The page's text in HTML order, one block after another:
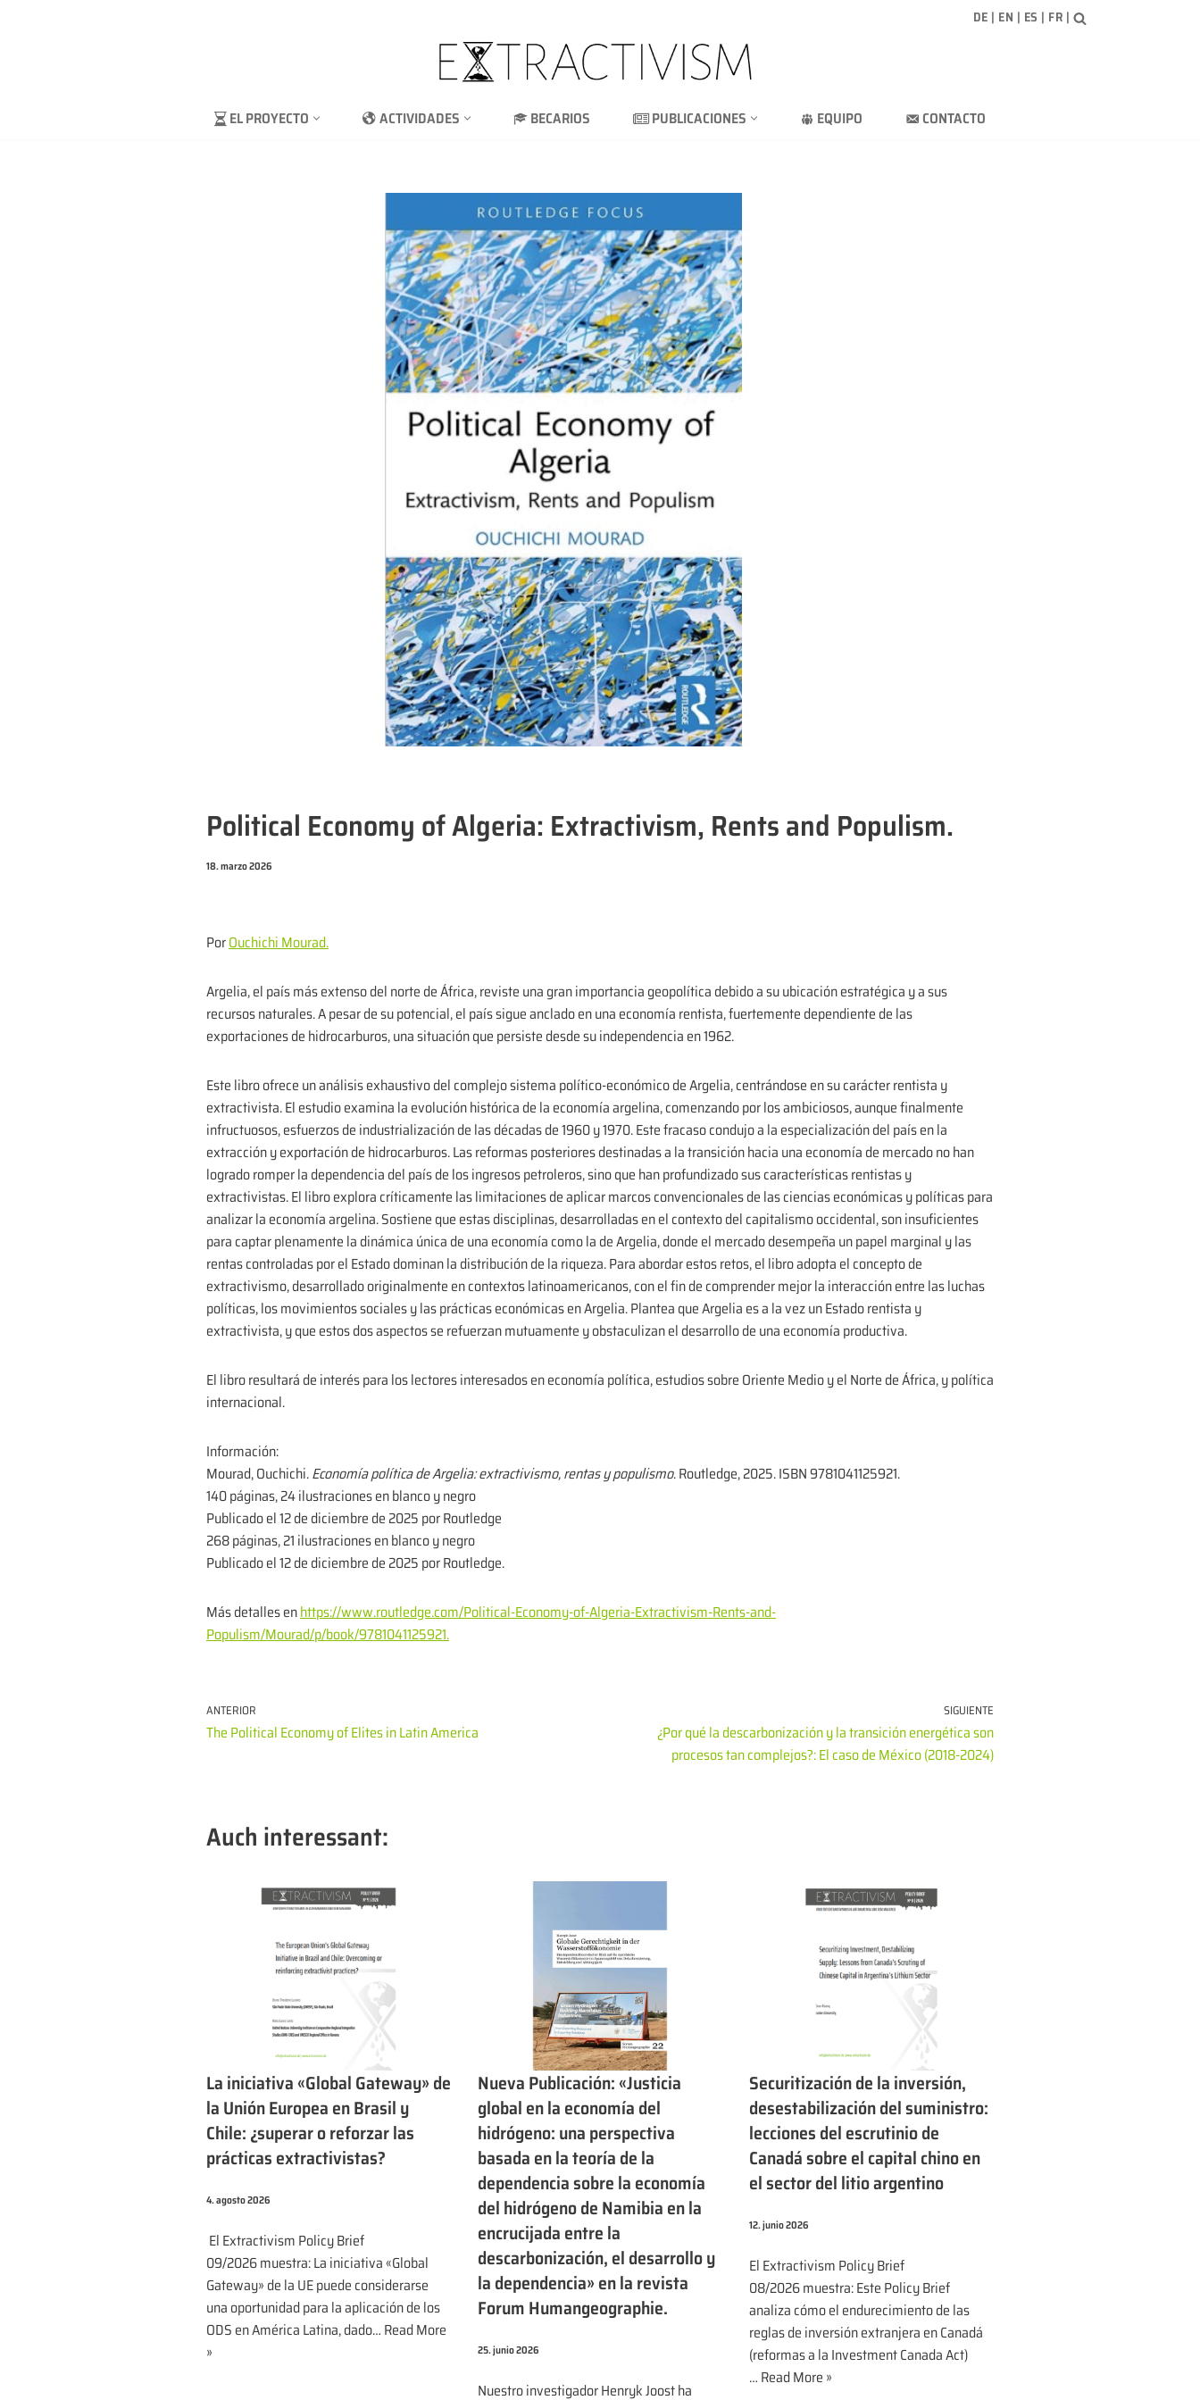
DE | EN | ES | FR |
EL PROYECTO ACTIVIDADES BECARIOS PUBLICACIONES EQUIPO CONTACTO
Political Economy of Algeria: Extractivism, Rents and Populism.
18. marzo 2026
PorOuchichi Mourad.
Argelia, el país más extenso del norte de África, reviste una gran importancia geopolítica debido a su ubicación estratégica y a sus
recursos naturales. A pesar de su potencial, el país sigue anclado en una economía rentista, fuertemente dependiente de las
exportaciones de hidrocarburos, una situación que persiste desde su independencia en 1962.
Este libro ofrece un análisis exhaustivo del complejo sistema político-económico de Argelia, centrándose en su carácter rentista y
extractivista. El estudio examina la evolución histórica de la economía argelina, comenzando por los ambiciosos, aunque finalmente
infructuosos, esfuerzos de industrialización de las décadas de 1960 y 1970. Este fracaso condujo a la especialización del país en la
extracción y exportación de hidrocarburos. Las reformas posteriores destinadas a la transición hacia una economía de mercado no han
logrado romper la dependencia del país de los ingresos petroleros, sino que han profundizado sus características rentistas y
extractivistas. El libro explora críticamente las limitaciones de aplicar marcos convencionales de las ciencias económicas y políticas para
analizar la economía argelina. Sostiene que estas disciplinas, desarrolladas en el contexto del capitalismo occidental, son insuficientes
para captar plenamente la dinámica única de una economía como la de Argelia, donde el mercado desempeña un papel marginal y las
rentas controladas por el Estado dominan la distribución de la riqueza. Para abordar estos retos, el libro adopta el concepto de
extractivismo, desarrollado originalmente en contextos latinoamericanos, con el fin de comprender mejor la interacción entre las luchas
políticas, los movimientos sociales y las prácticas económicas en Argelia. Plantea que Argelia es a la vez un Estado rentista y
extractivista, y que estos dos aspectos se refuerzan mutuamente y obstaculizan el desarrollo de una economía productiva.
El libro resultará de interés para los lectores interesados en economía política, estudios sobre Oriente Medio y el Norte de África, y política
internacional.
Información:
Mourad, Ouchichi.Economía política de Argelia: extractivismo, rentas y populismo. Routledge, 2025. ISBN 9781041125921.
140 páginas, 24 ilustraciones en blanco y negro
Publicado el 12 de diciembre de 2025 por Routledge
268 páginas, 21 ilustraciones en blanco y negro
Publicado el 12 de diciembre de 2025 por Routledge.
Más detalles enhttps://www.routledge.com/Political-Economy-of-Algeria-Extractivism-Rents-and-
Populism/Mourad/p/book/9781041125921.
ANTERIOR
The Political Economy of Elites in Latin America
SIGUIENTE
¿Por qué la descarbonización y la transición energética son
procesos tan complejos?: El caso de México (2018-2024)
Auch interessant:
La iniciativa «Global Gateway» de
la Unión Europea en Brasil y
Chile: ¿superar o reforzar las
prácticas extractivistas?
4. agosto 2026
El Extractivism Policy Brief
09/2026 muestra: La iniciativa «Global
Gateway» de la UE puede considerarse
una oportunidad para la aplicación de los
ODS en América Latina, dado… Read More
»
Nueva Publicación: «Justicia
global en la economía del
hidrógeno: una perspectiva
basada en la teoría de la
dependencia sobre la economía
del hidrógeno de Namibia en la
encrucijada entre la
descarbonización, el desarrollo y
la dependencia» en la revista
Forum Humangeographie.
25. junio 2026
Nuestro investigador Henryk Joost ha
Securitización de la inversión,
desestabilización del suministro:
lecciones del escrutinio de
Canadá sobre el capital chino en
el sector del litio argentino
12. junio 2026
El Extractivism Policy Brief
08/2026 muestra: Este Policy Brief
analiza cómo el endurecimiento de las
reglas de inversión extranjera en Canadá
(reformas a la Investment Canada Act)
… Read More »